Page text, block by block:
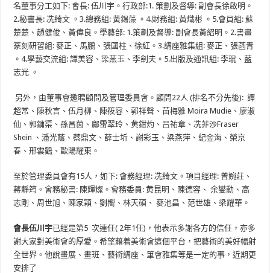
名董事分工如下: 會長:伍川宇。行政部:1. 策劃及督導:副會長徐啟明 。
2.秘書長: 冼綺文 。3.總務組:黃錫藻 。 4.財務組:黃熾彬 。 5.會員組:蘇
楚楚 、趙健俊、黃偉良。學藝部: 1.策劃及督導:副會長黃紹明 。 2.書畫
篆刻研習組:麥正、馬鵬、張國柱、徐紅 。3.講座雅集組:麥正、張菡青
。 4.學藝交流組:譚美容、梁燕玉、李劍夫。 5.出版及通訊組:李琨、藍
志光 。
另外，由董事會邀聘顧問及管理委員會。顧問22 人 (排名不分先後):譚
超常、陳秋言、伍月柳、陳筱容、郭祥聲、苗梅雅 Moira Mudie 、廖淑
仙、郭鏞渠、孫昌茵、鄺雷翠玲、黄鉗灼、 吕祐章、冼菲沙Fraser
Shein 、潘光蔭、蔡鼎文、薛士圻、謝彩玉、梁燕萍、紀金海、榮京
春、邢雲鶴、歐陽耀東。
至於管理委員會有15人 ，如下:會務經理: 冼綺文。項目經理: 曾婉莊、
蔣靜筠。會務秘書: 陳輝燦 。會務委員:黄昆明、 陳德容、 余燮勳、高
志剛、周世旭、陳家穎、劉嚮、林天碩、 麥池昌、范世雄、梁耀華。
會長伍川宇已經是第5次連任( 2年1任) ，他表示多謝各方的信任，亦多
謝大家對美術會的厚愛。希望藉着美術會這個平台，把藝術的美好幅射
全世界。他說畫展、畫班、藝術講座、筆會雅集等是一定的事，近期更
安排了